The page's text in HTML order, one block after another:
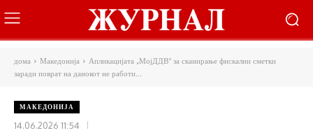
дома Македонија
Апликацијата „МојДДВ“ за сканирање фискални сметки
заради поврат на данокот не работи...
МАКЕДОНИЈА
14.06.2026 11:54